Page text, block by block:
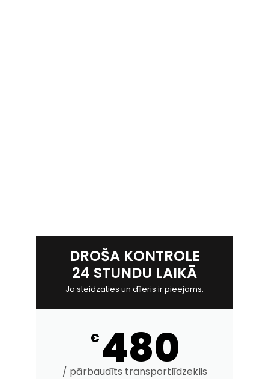
DROŠA KONTROLE
24 STUNDU LAIKĀ
Ja steidzaties un dīleris ir pieejams.
€ 480
/ pārbaudīts transportlīdzeklis